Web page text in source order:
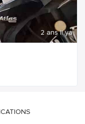
2 ans Il ya